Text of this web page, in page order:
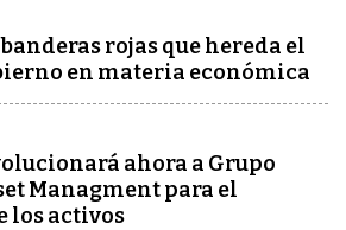
rojas que hereda el
en materia económica
ahora a Grupo
Managment para el
los activos